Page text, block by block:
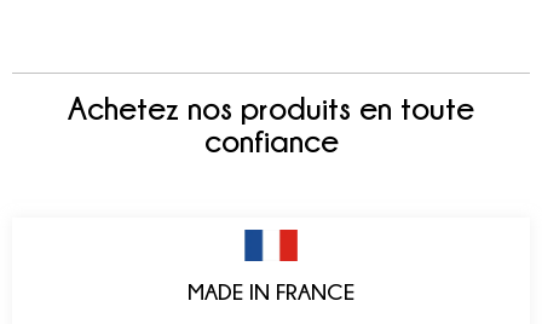
Achetez nos produits en toute
confiance
MADE IN FRANCE